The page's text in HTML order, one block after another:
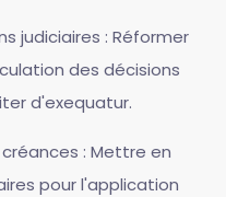
judiciaires : Réformer
des décisions
d'exequatur.
: Mettre en
pour l'application